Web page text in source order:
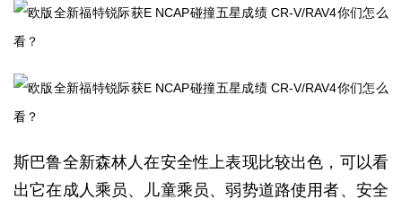
斯巴鲁全新森林人在安全性上表现比较出色，可以看
出它在成人乘员、儿童乘员、弱势道路使用者、安全